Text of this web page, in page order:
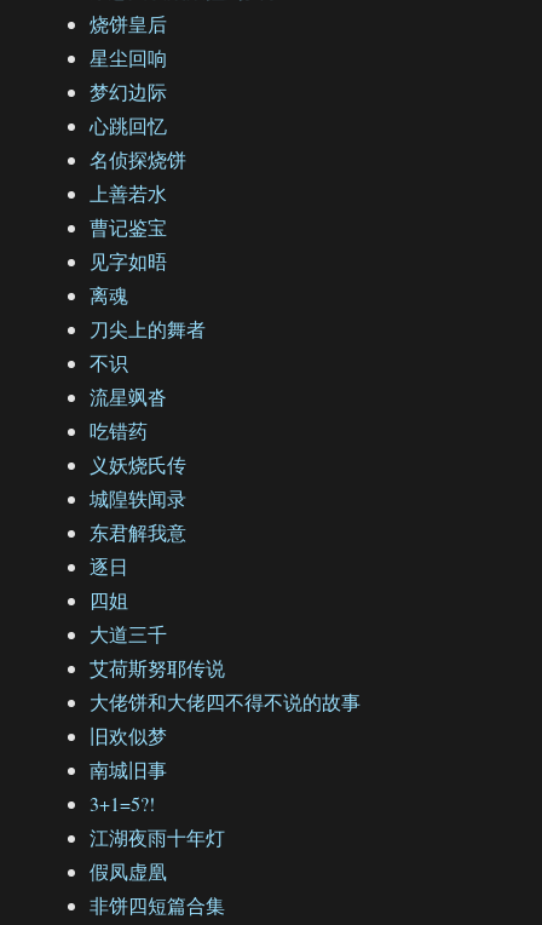
烧饼皇后
星尘回响
梦幻边际
心跳回忆
名侦探烧饼
上善若水
曹记鉴宝
见字如晤
离魂
刀尖上的舞者
不识
流星飒沓
吃错药
义妖烧氏传
城隍轶闻录
东君解我意
逐日
四姐
大道三千
艾荷斯努耶传说
大佬饼和大佬四不得不说的故事
旧欢似梦
南城旧事
3+1=5?!
江湖夜雨十年灯
假凤虚凰
非饼四短篇合集